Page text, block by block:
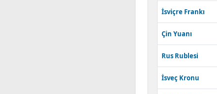
İsviçre Frankı
Çin Yuanı
Rus Rublesi
İsveç Kronu